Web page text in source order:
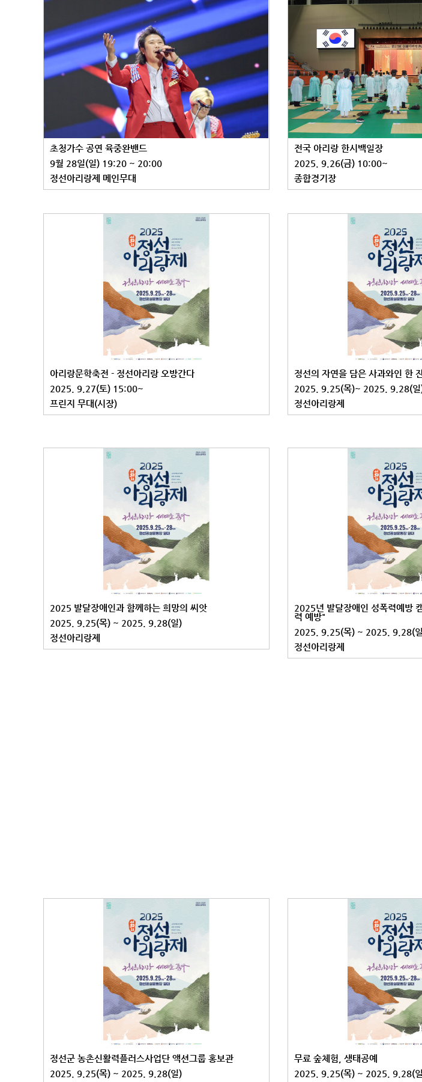
초청가수 공연 육중완밴드
9월 28일(일) 19:20 ~ 20:00
정선아리랑제 메인무대
전국 아리랑 한시백일장
2025. 9.26(금) 10:00~
종합경기장
아리랑문학축전 - 정선아리랑 오방간다
2025. 9.27(토) 15:00~
프린지 무대(시장)
정선의 자연을 담은 사과와인 한
2025. 9.25(목)~ 2025. 9.28(
정선아리랑제
2025 발달장애인과 함께하는 희망의 씨앗
2025. 9.25(목) ~ 2025. 9.28(일)
정선아리랑제
2025년 발달장애인 성폭력예방
력 예방"
2025. 9.25(목) ~ 2025. 9.28(
정선아리랑제
정선군 농촌신활력플러스사업단 액션그룹 홍보관
2025. 9.25(목) ~ 2025. 9.28(일)
무료 숲체험, 생태공예
2025. 9.25(목) ~ 2025. 9.28(